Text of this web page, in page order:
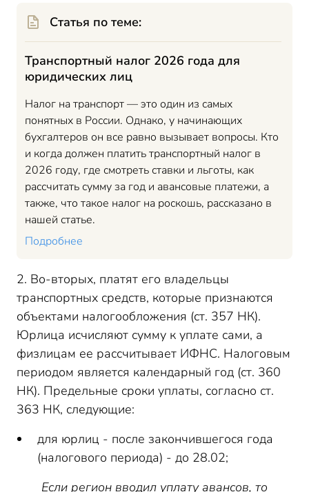
Статья по теме:
Транспортный налог 2026 года для
юридических лиц
Налог на транспорт — это один из самых
понятных в России. Однако, у начинающих
бухгалтеров он все равно вызывает вопросы. Кто
и когда должен платить транспортный налог в
2026 году, где смотреть ставки и льготы, как
рассчитать сумму за год и авансовые платежи, а
также, что такое налог на роскошь, рассказано в
нашей статье.
Подробнее
2. Во-вторых, платят его владельцы
транспортных средств, которые признаются
объектами налогообложения (ст. 357 НК).
Юрлица исчисляют сумму к уплате сами, а
физлицам ее рассчитывает ИФНС. Налоговым
периодом является календарный год (ст. 360
НК). Предельные сроки уплаты, согласно ст.
363 НК, следующие:
для юрлиц - после закончившегося года
(налогового периода) - до 28.02;
Если регион вводил уплату авансов, то